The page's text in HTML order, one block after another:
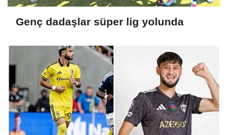
Genç dadaşlar süper lig yolunda